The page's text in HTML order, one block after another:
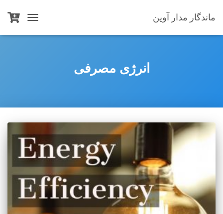
ماندگار مدار آوین
TOGGLE
NAVIGATION
انرژی مصرفی